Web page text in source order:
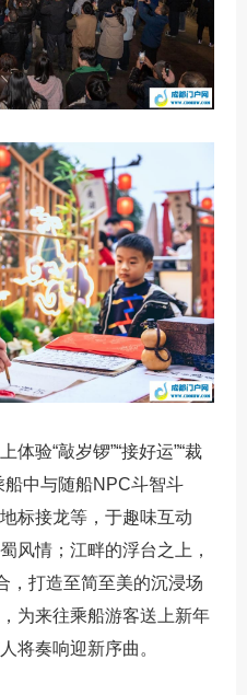
体验“敲岁锣”“接好运”“裁
船中与随船NPC斗智斗
标接龙等，于趣味互动
风情；江畔的浮台之上，
，打造至简至美的沉浸场
为来往乘船游客送上新年
将奏响迎新序曲。